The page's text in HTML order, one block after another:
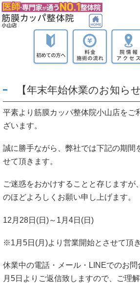
【年末年始休業のお知らせ
平素より筋膜カッパ整体院小山店をご
ざいます。
誠に勝手ながら、弊社では下記の期間
せて頂きます。
ご迷惑をおかけすることと存じますが
のほどよろしくお願い申し上げます。
12月28日(日)～1月4日(日)
※1月5日(月)より営業開始とさせて頂き
休業中の電話・メール・LINEでのお
月5日よりご返信致しますので、ご理